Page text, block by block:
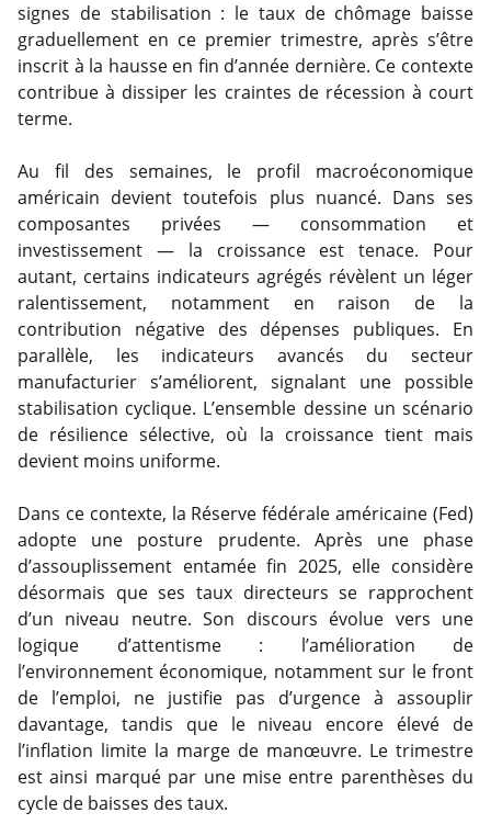
signes de stabilisation : le taux de chômage baisse
graduellement en ce premier trimestre, après s’être
inscrit à la hausse en fin d’année dernière. Ce contexte
contribue à dissiper les craintes de récession à court
terme.
Au fil des semaines, le profil macroéconomique
américain devient toutefois plus nuancé. Dans ses
composantes privées — consommation et
investissement — la croissance est tenace. Pour
autant, certains indicateurs agrégés révèlent un léger
ralentissement, notamment en raison de la
contribution négative des dépenses publiques. En
parallèle, les indicateurs avancés du secteur
manufacturier s’améliorent, signalant une possible
stabilisation cyclique. L’ensemble dessine un scénario
de résilience sélective, où la croissance tient mais
devient moins uniforme.
Dans ce contexte, la Réserve fédérale américaine (Fed)
adopte une posture prudente. Après une phase
d’assouplissement entamée fin 2025, elle considère
désormais que ses taux directeurs se rapprochent
d’un niveau neutre. Son discours évolue vers une
logique d’attentisme : l’amélioration de
l’environnement économique, notamment sur le front
de l’emploi, ne justifie pas d’urgence à assouplir
davantage, tandis que le niveau encore élevé de
l’inflation limite la marge de manœuvre. Le trimestre
est ainsi marqué par une mise entre parenthèses du
cycle de baisses des taux.